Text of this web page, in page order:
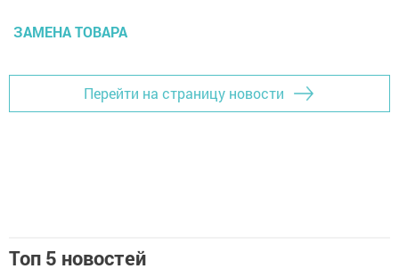
ЗАМЕНА ТОВАРА
Перейти на страницу новости
Топ 5 новостей